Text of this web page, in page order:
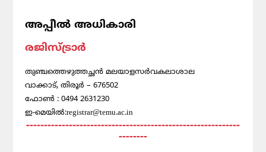
അപ്പീൽ അധികാരി
രജിസ്ട്രാര്‍
തുഞ്ചത്തെഴുത്തച്ഛന്‍ മലയാളസര്‍വകലാശാല
വാക്കാട്, തിരൂര്‍ – 676502
ഫോണ്‍ : 0494 2631230
ഇ-മെയില്‍:registrar@temu.ac.in
------------------------------------------------------------
--------